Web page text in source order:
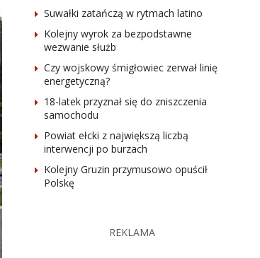
Suwałki zatańczą w rytmach latino
Kolejny wyrok za bezpodstawne
wezwanie służb
Czy wojskowy śmigłowiec zerwał linię
energetyczną?
18-latek przyznał się do zniszczenia
samochodu
Powiat ełcki z największą liczbą
interwencji po burzach
Kolejny Gruzin przymusowo opuścił
Polskę
REKLAMA